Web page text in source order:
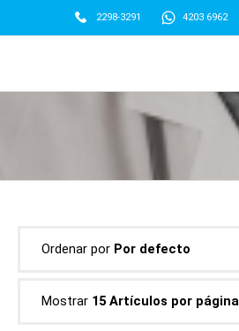
2298-3291 4203 6962
Ordenar por Por defecto
Mostrar 15 Artículos por página